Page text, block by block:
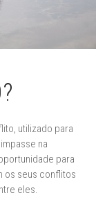
utilizado para
na
para
os seus conflitos
eles.